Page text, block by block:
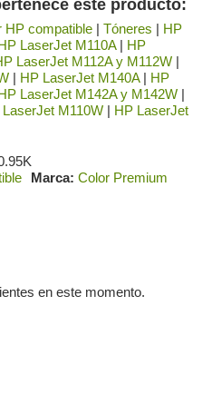
este producto:
HP compatible | Tóneres | HP
LaserJet M110A| HP
LaserJet M112A y M112W |
| HP LaserJet M140A| HP
LaserJet M142A y M142W |
LaserJet M110W | HP LaserJet
Marca Color Premium
en este momento.